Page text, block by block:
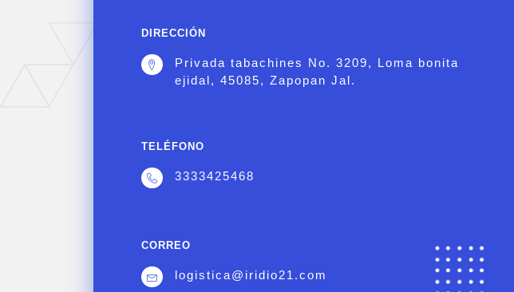
DIRECCIÓN
Privada tabachines No. 3209, Loma bonita
ejidal, 45085, Zapopan Jal.
TELÉFONO
3333425468
CORREO
logistica@iridio21.com